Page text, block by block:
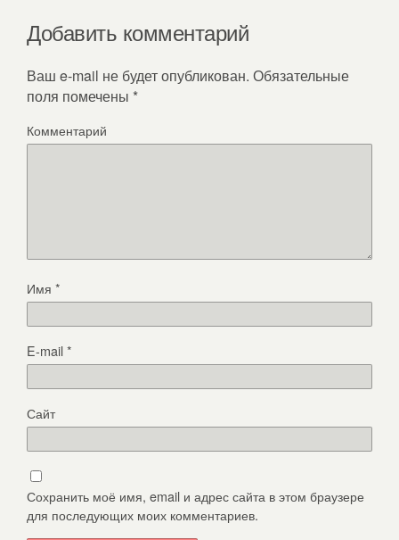
Добавить комментарий
Ваш e-mail не будет опубликован. Обязательные
поля помечены *
Комментарий
Имя *
E-mail*
Сайт
Сохранить моё имя, email и адрес сайта в этом браузере
для последующих моих комментариев.